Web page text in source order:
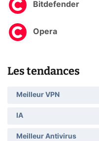
Bitdefender
Opera
Les tendances
Meilleur VPN
IA
Meilleur Antivirus